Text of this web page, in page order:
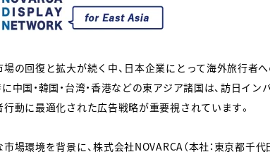
場の回復と拡大が続く中、日本企業にとって海外旅行者
中国・韓国・台湾・香港などの東アジア諸国は、訪日イ
動に最適化された広告戦略が重要視されています。
場環境を背景に、株式会社NOVARCA（本社：東京都千